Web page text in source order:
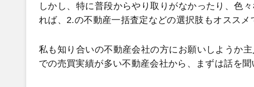
しかし、特に普段からやり取りがなかったり、色
れば、2.の不動産一括査定などの選択肢もオススメ
私も知り合いの不動産会社の方にお願いしようか
での売買実績が多い不動産会社から、まずは話を